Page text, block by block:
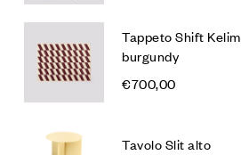
Tappeto Shift Kelim
burgundy
€700,00
Tavolo Slit alto